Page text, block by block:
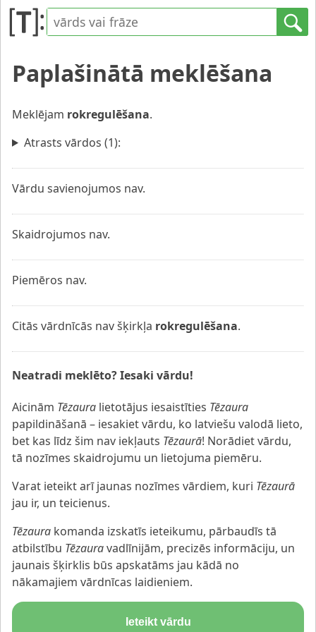
Paplašinātā meklēšana
Meklējam rokregulēšana.
Atrasts vārdos (1):
Vārdu savienojumos nav.
Skaidrojumos nav.
Piemēros nav.
Citās vārdnīcās nav šķirkļa rokregulēšana.
Neatradi meklēto? Iesaki vārdu!
Aicinām Tēzaura lietotājus iesaistīties Tēzaura
papildināšanā – iesakiet vārdu, ko latviešu valodā lieto,
bet kas līdz šim nav iekļauts Tēzaurā! Norādiet vārdu,
tā nozīmes skaidrojumu un lietojuma piemēru.
Varat ieteikt arī jaunas nozīmes vārdiem, kuri Tēzaurā
jau ir, un teicienus.
Tēzaura komanda izskatīs ieteikumu, pārbaudīs tā
atbilstību Tēzauravadlīnijām, precizēs informāciju, un
jaunais šķirklis būs apskatāms jau kādā no
nākamajiem vārdnīcas laidieniem.
Ieteikt vārdu